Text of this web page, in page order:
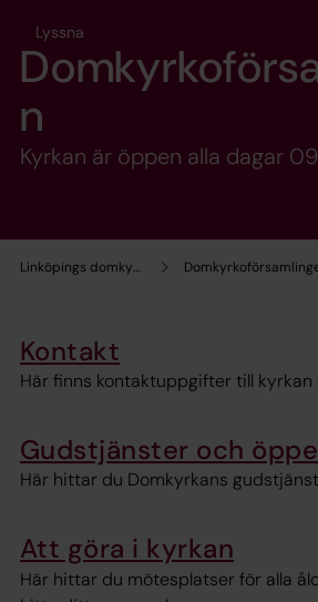
Linköpings domkyrkopastorat
Lyssna
n
Kyrkan är öppen alla dagar
Kontakt
Här finns kontaktuppgifter till kyrkan
Gudstjänster och
Här hittar du Domkyrkans
Att göra i kyrkan
Här hittar du mötesplatser för alla